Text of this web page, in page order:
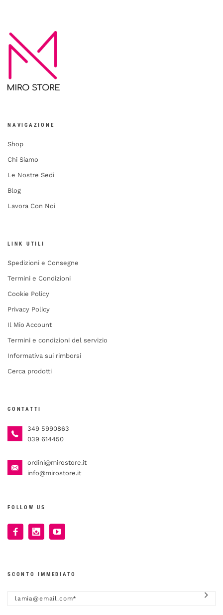
NAVIGAZIONE
Shop
Chi Siamo
Le Nostre Sedi
Blog
Lavora Con Noi
LINK UTILI
Spedizioni e Consegne
Termini e Condizioni
Cookie Policy
Privacy Policy
Il Mio Account
Termini e condizioni del servizio
Informativa sui rimborsi
Cerca prodotti
CONTATTI
349 5990863
039 614450
ordini@mirostore.it
info@mirostore.it
FOLLOW US
SCONTO IMMEDIATO